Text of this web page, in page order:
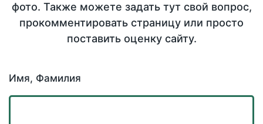
фото. Также можете задать тут свой вопрос,
прокомментировать страницу или просто
поставить оценку сайту.
Имя, Фамилия